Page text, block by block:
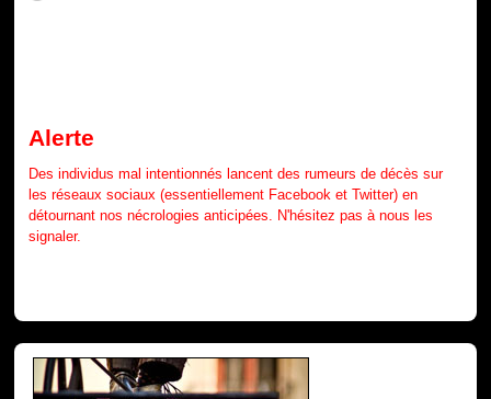
Alerte
Des individus mal intentionnés lancent des rumeurs de décès sur
les réseaux sociaux (essentiellement Facebook et Twitter) en
détournant nos nécrologies anticipées. N'hésitez pas à nous les
signaler.